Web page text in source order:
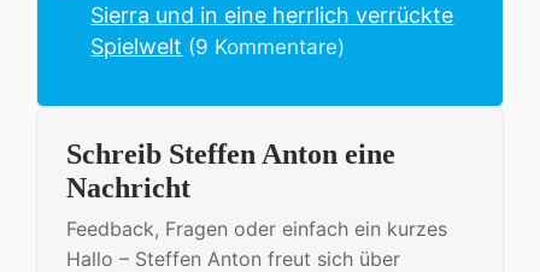
Sierra und in eine herrlich verrückte
Spielwelt (9 Kommentare)
Schreib Steffen Anton eine
Nachricht
Feedback, Fragen oder einfach ein kurzes
Hallo – Steffen Anton freut sich über